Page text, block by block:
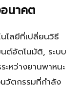
นาคต
โลยีที่เปลี่ยนวิธี
ต์อัตโนมัติ, ระบบ
ะหว่างยานพาหนะ
วัตกรรมที่กำลัง